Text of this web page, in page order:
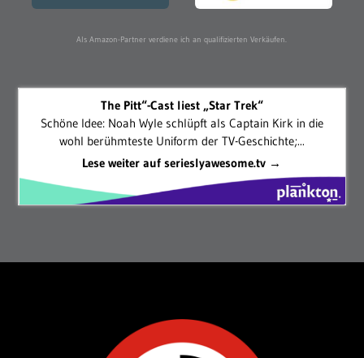
Als Amazon-Partner verdiene ich an qualifizierten Verkäufen.
The Pitt“-Cast liest „Star Trek“
Schöne Idee: Noah Wyle schlüpft als Captain Kirk in die
wohl berühmteste Uniform der TV-Geschichte;...
Lese weiter auf serieslyawesome.tv →